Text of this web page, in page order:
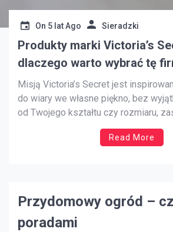
On 5 lat Ago Sieradzki
Produkty marki Victoria’s
dlaczego warto wybrać tę
Misją Victoria’s Secret jest
do wiary we własne piękno, bez
od Twojego kształtu czy rozmiaru,
aby czuć się pewną siebie zarówno
wewnątrz, a my każdego dnia
Read More
Przydomowy ogród –
poradami